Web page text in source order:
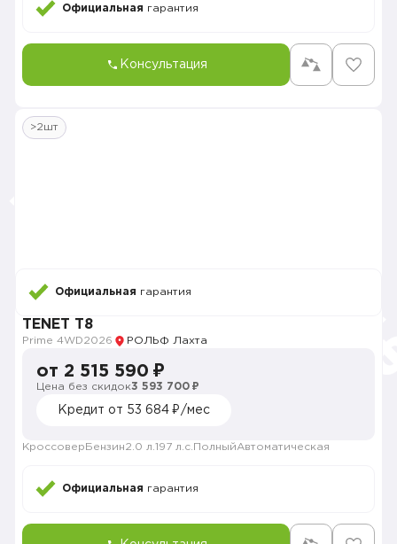
Официальная гарантия
Консультация
>2шт
Официальная гарантия
TENET T8
Prime 4WD2026 РОЛЬФ Лахта
от 2 515 590 ₽
Цена без скидок3 593 700 ₽
Кредит от 53 684 ₽/мес
Кроссовер Бензин2.0 л. 197 л.с. ПолныйАвтоматическая
Официальная гарантия